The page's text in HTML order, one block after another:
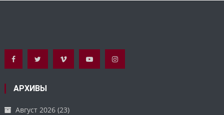
АРХИВЫ
Август 2026 (23)